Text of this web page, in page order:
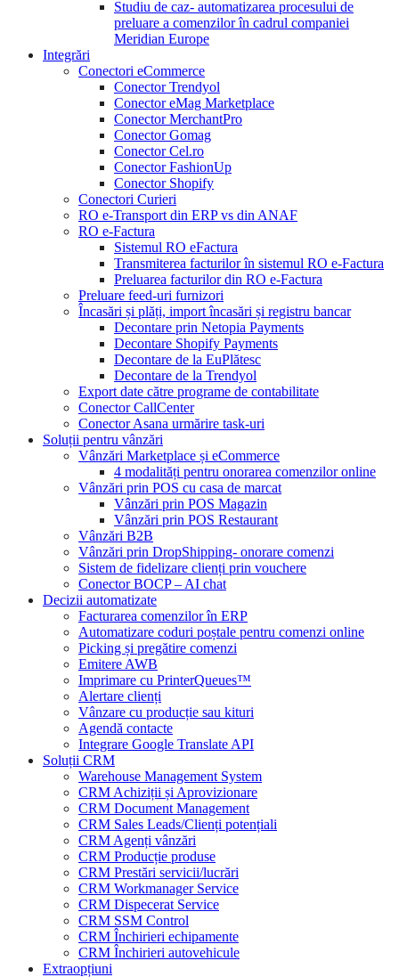
Studiu de caz- automatizarea procesului de
preluare a comenzilor în cadrul companiei
Meridian Europe
Integrări
Conectori eCommerce
Conector Trendyol
Conector eMag Marketplace
Conector MerchantPro
Conector Gomag
Conector Cel.ro
Conector FashionUp
Conector Shopify
Conectori Curieri
RO e-Transport din ERP vs din ANAF
RO e-Factura
Sistemul RO eFactura
Transmiterea facturilor în sistemul RO e-Factura
Preluarea facturilor din RO e-Factura
Preluare feed-uri furnizori
Încasări și plăți, import încasări și registru bancar
Decontare prin Netopia Payments
Decontare Shopify Payments
Decontare de la EuPlătesc
Decontare de la Trendyol
Export date către programe de contabilitate
Conector CallCenter
Conector Asana urmărire task-uri
Soluții pentru vânzări
Vânzări Marketplace și eCommerce
4 modalități pentru onorarea comenzilor online
Vânzări prin POS cu casa de marcat
Vânzări prin POS Magazin
Vânzări prin POS Restaurant
Vânzări B2B
Vânzări prin DropShipping- onorare comenzi
Sistem de fidelizare clienți prin vouchere
Conector BOCP – AI chat
Decizii automatizate
Facturarea comenzilor în ERP
Automatizare coduri poștale pentru comenzi online
Picking și pregătire comenzi
Emitere AWB
Imprimare cu PrinterQueues™
Alertare clienți
Vânzare cu producție sau kituri
Agendă contacte
Integrare Google Translate API
Soluții CRM
Warehouse Management System
CRM Achiziții și Aprovizionare
CRM Document Management
CRM Sales Leads/Clienți potențiali
CRM Agenți vânzări
CRM Producție produse
CRM Prestări servicii/lucrări
CRM Workmanager Service
CRM Dispecerat Service
CRM SSM Control
CRM Închirieri echipamente
CRM Închirieri autovehicule
Extraopțiuni